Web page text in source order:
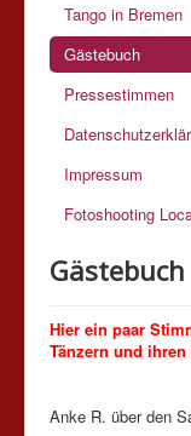
Tango in Bremen
Gästebuch
Pressestimmen
Impressum
Fotoshooting
Gästebuch
Hier ein paar
Tänzern und
Anke R. über den